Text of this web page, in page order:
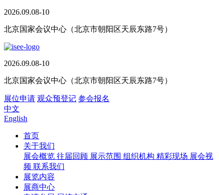
2026.09.08-10
北京国家会议中心（北京市朝阳区天辰东路7号）
2026.09.08-10
北京国家会议中心（北京市朝阳区天辰东路7号）
展位申请 观众预登记 参会报名
中文
English
首页
关于我们
展会概览 往届回顾 展示范围 组织机构 精彩现场 展会视
频 联系我们
展览内容
展商中心